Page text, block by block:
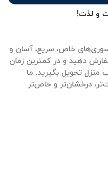
و لذت!
خاص، سریع، آسان و
دهید و در کمترین زمان
منزل تحویل بگیرید. ما
درخشان‌تر و خاص‌تر